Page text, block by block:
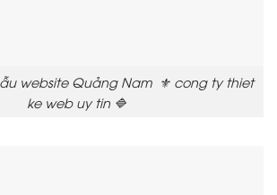
website Quảng Nam ⚜️ cong ty thiet
ke web uy tin 🔷